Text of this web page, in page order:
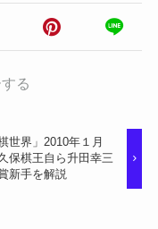
る
世界」2010年１月
保棋王自ら升田幸三
新手を解説